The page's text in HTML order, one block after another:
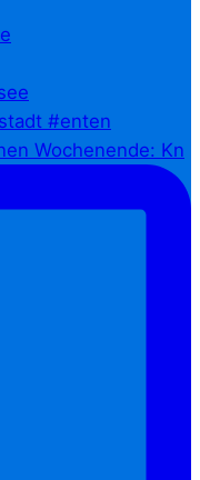
Wochenende: Kn